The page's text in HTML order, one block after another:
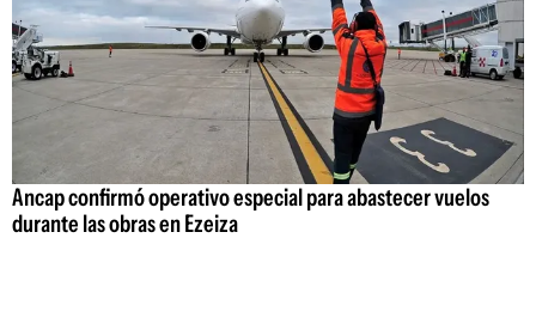
Ancap confirmó operativo especial para abastecer vuelos
durante las obras en Ezeiza